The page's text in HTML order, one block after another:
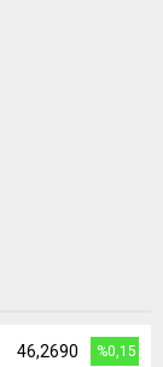
46,2690 %0,15